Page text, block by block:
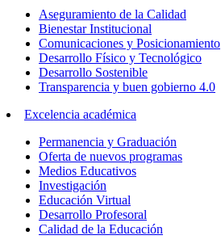
Aseguramiento de la Calidad
Bienestar Institucional
Comunicaciones y Posicionamiento
Desarrollo Físico y Tecnológico
Desarrollo Sostenible
Transparencia y buen gobierno 4.0
Excelencia académica
Permanencia y Graduación
Oferta de nuevos programas
Medios Educativos
Investigación
Educación Virtual
Desarrollo Profesoral
Calidad de la Educación